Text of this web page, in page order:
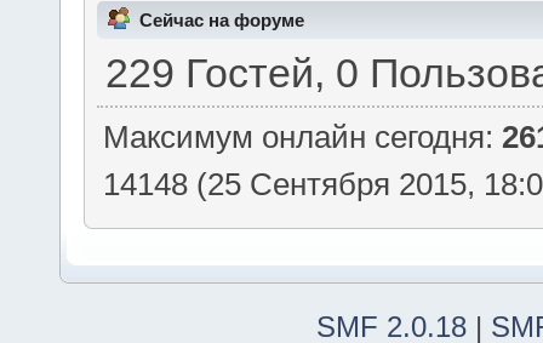
Сейчас на форуме
229 Гостей, 0
Максимум онлайн сегодня:
14148 (25 Сентября 2015,
SMF 2.0.18 |